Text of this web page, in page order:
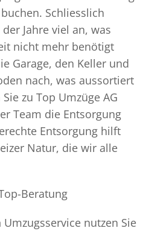
Schliesslich
Jahre viel an, was
nicht mehr benötigt
Garage, den Keller und
nach, was aussortiert
zu Top Umzüge AG
Team die Entsorgung
Entsorgung hilft
Natur, die wir alle
Beratung
nutzen Sie